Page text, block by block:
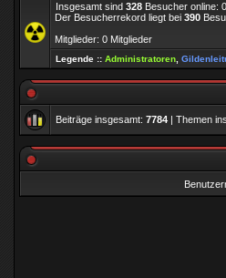
Insgesamt sind 328 Besucher online:
Der Besucherrekord liegt bei 390
Mitglieder: 0 Mitglieder
Legende :: Administratoren
Beiträge insgesamt: 7784 | Themen